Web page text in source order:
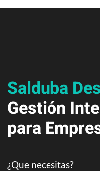
Salduba
Gestión
para
¿Que necesitas?